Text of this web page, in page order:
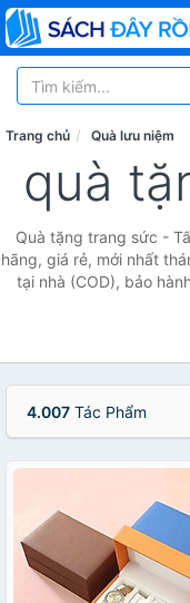
Trang chủ Quà lưu niệm
quà
Quà tặng trang sức -
hãng, giá rẻ, mới nhất
tại nhà (COD), bảo
4.007 Tác Phẩm